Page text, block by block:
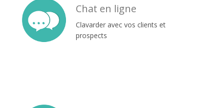
Chat en ligne
Clavarder avec vos clients et
prospects